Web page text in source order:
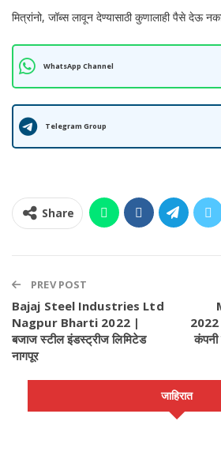
मित्रांनो, जॉब्स लावून देण्यासाठी कुणालाही पैसे देऊ
WhatsApp Channel
Telegram Group
Share
PREV POST
Bajaj Steel Industries Ltd
Nagpur Bharti 2022 |
बजाज स्टील इंडस्ट्रीज लिमिटेड
नागपूर
2022
कंपनी
जाहिरात